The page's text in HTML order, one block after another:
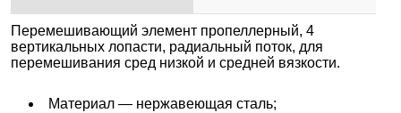
Перемешивающий элемент пропеллерный, 4
вертикальных лопасти, радиальный поток, для
перемешивания сред низкой и средней вязкости.
Материал — нержавеющая сталь;